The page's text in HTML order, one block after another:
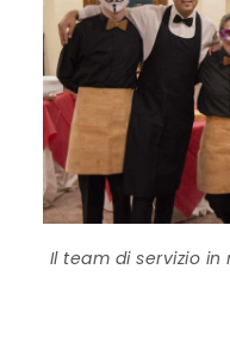
Il team di servizio